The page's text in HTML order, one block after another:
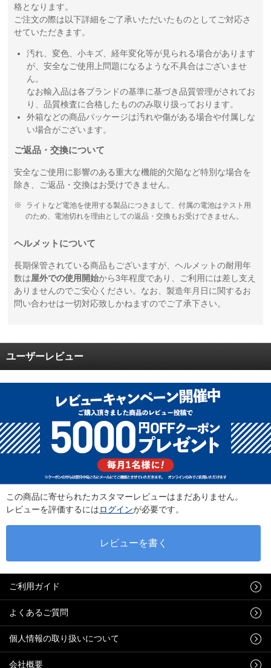
格となります。
ご注文の際は以下詳細をご了承いただいたものとしてご対応さ
せていただきます。
汚れ、変色、小キズ、経年変化等が見られる場合があります
が、安全なご使用上問題になるような不具合はございませ
ん。
なお輸入品は各ブランドの基準に基づき品質管理がされてお
り、品質検査に合格したもののみ取り扱っております。
外箱などの商品パッケージは汚れや傷がある場合や付属しな
い場合がございます。
ご返品・交換について
安全なご使用に影響のある重大な機能的欠陥など特別な場合を
除き、ご返品・交換はお受けできません。
ライトなど電池を使用する製品につきまして、付属の電池はテスト用
のため、電池切れを理由としての返品・交換もお受けできません。
ヘルメットについて
長期保管されている商品もございますが、ヘルメットの耐用年
数は屋外での使用開始から3年程度であり、ご利用には差し支え
ありませんのでご安心ください。なお、製造年月日に関するお
問い合わせは一切対応致しかねますのでご了承下さい。
ユーザーレビュー
この商品に寄せられたカスタマーレビューはまだありません。
レビューを評価するにはログインが必要です。
ご利用ガイド
よくあるご質問
個人情報の取り扱いについて
会社概要